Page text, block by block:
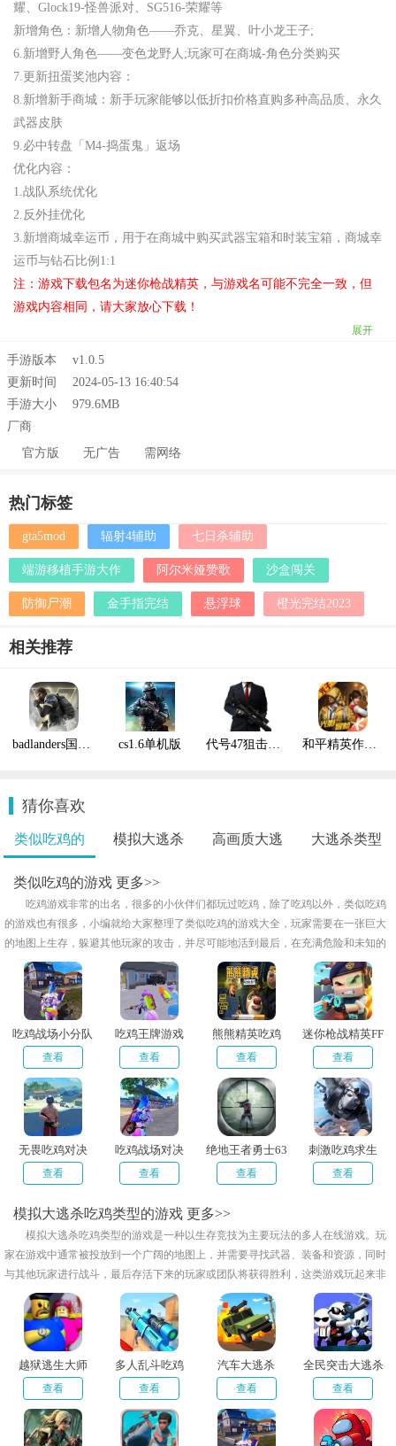
耀、Glock19-怪兽派对、SG516-荣耀等
新增角色：新增人物角色——乔克、星翼、叶小龙王子;
6.新增野人角色——变色龙野人;玩家可在商城-角色分类购买
7.更新扭蛋奖池内容：
8.新增新手商城：新手玩家能够以低折扣价格直购多种高品质、永久
武器皮肤
9.必中转盘「M4-捣蛋鬼」返场
优化内容：
1.战队系统优化
2.反外挂优化
3.新增商城幸运币，用于在商城中购买武器宝箱和时装宝箱，商城幸
运币与钻石比例1:1
注：游戏下载包名为迷你枪战精英，与游戏名可能不完全一致，但
游戏内容相同，请大家放心下载！
展开
手游版本
v1.0.5
更新时间
2024-05-13 16:40:54
手游大小
979.6MB
厂商
官方版
无广告 需网络
热门标签
gta5mod 辐射4辅助 七日杀辅助
端游移植手游大作 阿尔米娅赞歌 沙盒闯关
防御尸潮 金手指完结 悬浮球 橙光完结2023
相关推荐
badlanders国际版 cs1.6单机版 代号47狙击满枪 和平精英作弊菜单
猜你喜欢
类似吃鸡的 模拟大逃杀 高画质大逃 大逃杀类型
类似吃鸡的游戏 更多>>
吃鸡游戏非常的出名，很多的小伙伴们都玩过吃鸡，除了吃鸡以外，类似吃鸡
的游戏也有很多，小编就给大家整理了类似吃鸡的游戏大全，玩家需要在一张巨大
的地图上生存，躲避其他玩家的攻击，并尽可能地活到最后，在充满危险和未知的
环境中探索，和其他玩家展开激烈的战斗，小编给大家整理了类似吃鸡的游戏合
集，感兴趣的朋友欢迎来下载试试吧！
吃鸡战场小分队
查看
吃鸡王牌游戏
查看
熊熊精英吃鸡
查看
迷你枪战精英FF
查看
无畏吃鸡对决
查看
吃鸡战场对决
查看
绝地王者勇士63
查看
刺激吃鸡求生
查看
模拟大逃杀吃鸡类型的游戏 更多>>
模拟大逃杀吃鸡类型的游戏是一种以生存竞技为主要玩法的多人在线游戏。玩
家在游戏中通常被投放到一个广阔的地图上，并需要寻找武器、装备和资源，同时
与其他玩家进行战斗，最后存活下来的玩家或团队将获得胜利，这类游戏玩起来非
常刺激有趣，而且可以多人一起联机去玩，小编给大家带来了模拟大逃杀吃鸡类型
的游戏推荐，快来下载试试吧！
越狱逃生大师
查看
多人乱斗吃鸡
查看
汽车大逃杀
查看
全民突击大逃杀
查看